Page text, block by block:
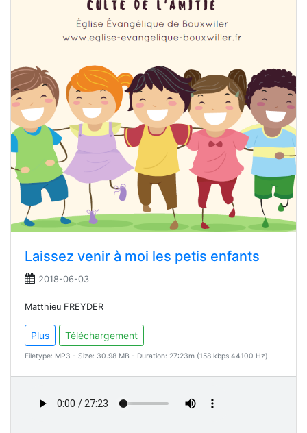
Laissez venir à moi les petis enfants
2018-06-03
Matthieu FREYDER
Plus Téléchargement
Filetype: MP3 - Size: 30.98 MB - Duration: 27:23m (158 kbps 44100 Hz)